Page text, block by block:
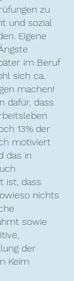
zu
und sozial
Eigene
im Beruf
sich ca.
machen!
dafür, dass
13% der
motiviert
das in
ist, dass
nichts
sowie
der
Keim